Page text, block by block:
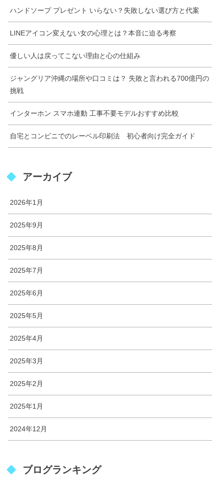
ハンドソープ プレゼント いらない？失敗しない選び方と代案
LINEアイコン変えない女の心理とは？本音に迫る考察
優しい人は戻ってこない理由と心の仕組み
ジャングリア沖縄の場所や口コミは？ 失敗と言われる700億円の
挑戦
インターホン スマホ連動 工事不要モデルおすすめ比較
自宅とコンビニでのレーベル印刷法 初心者向け完全ガイド
アーカイブ
2026年1月
2025年9月
2025年8月
2025年7月
2025年6月
2025年5月
2025年4月
2025年3月
2025年2月
2025年1月
2024年12月
ブログランキング